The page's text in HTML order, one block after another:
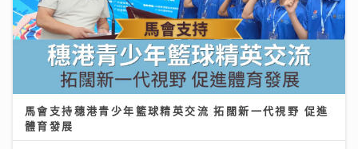
馬會支持穗港青少年籃球精英交流 拓闊新一代視野 促進
體育發展